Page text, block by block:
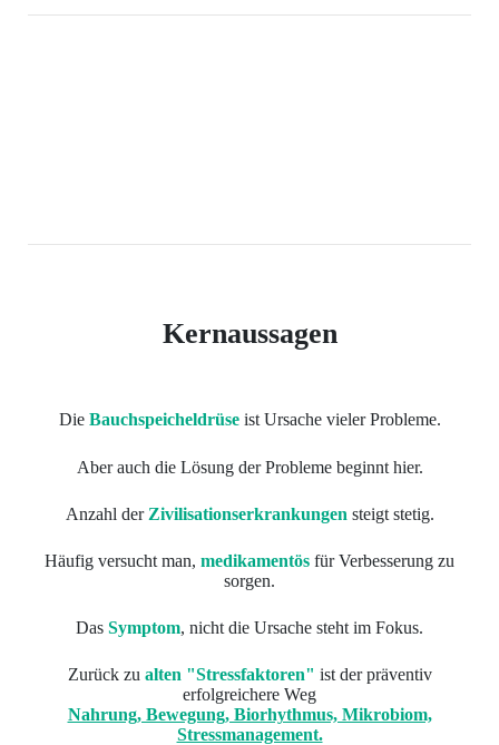
Kernaussagen
Die Bauchspeicheldrüseist Ursache vieler Probleme.
Aber auch die Lösung der Probleme beginnt hier.
Anzahl der Zivilisationserkrankungen steigt stetig.
Häufig versucht man, medikamentös für Verbesserung zu
sorgen.
Das Symptom, nicht die Ursache steht im Fokus.
Zurück zu alten "Stressfaktoren" ist der präventiv
erfolgreichere Weg
Nahrung, Bewegung, Biorhythmus, Mikrobiom,
Stressmanagement.